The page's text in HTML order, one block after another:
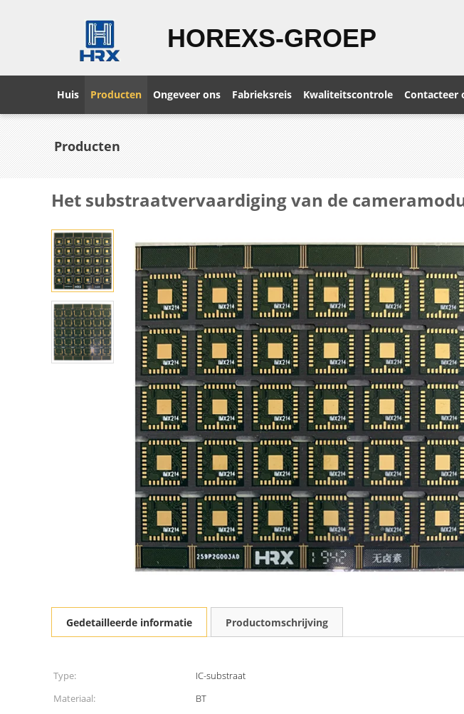
HOREXS-GROEP
Huis Producten Ongeveer ons Fabrieksreis Kwaliteitscontrole Contacteer
Producten
Het substraatvervaardiging van de
Gedetailleerde informatie Productomschrijving
Type: IC-substraat
Materiaal:
BT